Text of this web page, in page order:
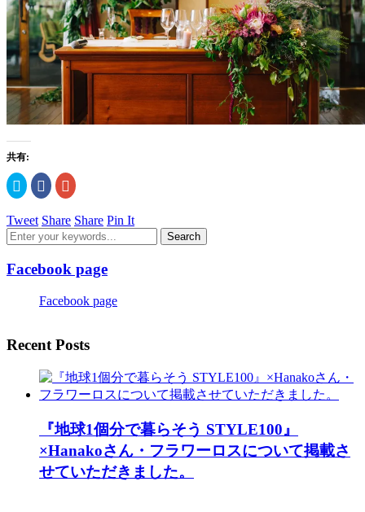
共有:
ク
リ
し
て
Twitter
有
(新
ウ
す)
Facebook
で
す
る
に
リ
ッ
し
て
さ
い
し
い
ウ
ィ
ウ
で
開
き
ま
す)
ク
リ
し
て
Google+
有
(新
い
ウ
ウ
開
き
ま
す)
Tweet Share Share Pin It
Facebook page
Facebook page
Recent Posts
『地球1個分で暮らそう STYLE100』
×Hanakoさん・フラワーロスについて掲載さ
せていただきました。